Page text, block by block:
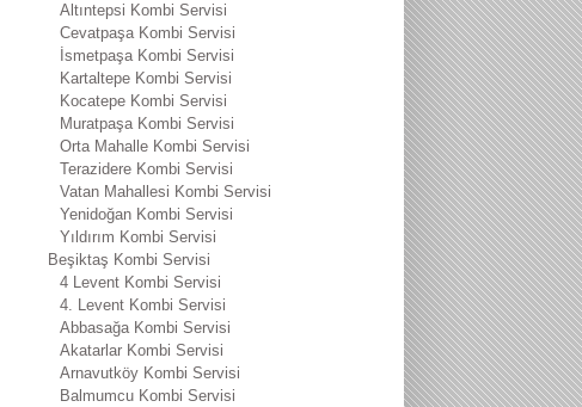
Altıntepsi Kombi Servisi
Cevatpaşa Kombi Servisi
İsmetpaşa Kombi Servisi
Kartaltepe Kombi Servisi
Kocatepe Kombi Servisi
Muratpaşa Kombi Servisi
Orta Mahalle Kombi Servisi
Terazidere Kombi Servisi
Vatan Mahallesi Kombi Servisi
Yenidoğan Kombi Servisi
Yıldırım Kombi Servisi
Beşiktaş Kombi Servisi
4 Levent Kombi Servisi
4. Levent Kombi Servisi
Abbasağa Kombi Servisi
Akatarlar Kombi Servisi
Arnavutköy Kombi Servisi
Balmumcu Kombi Servisi